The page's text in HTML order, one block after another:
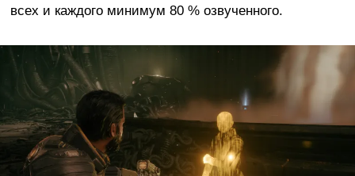
всех и каждого минимум 80 % озвученного.